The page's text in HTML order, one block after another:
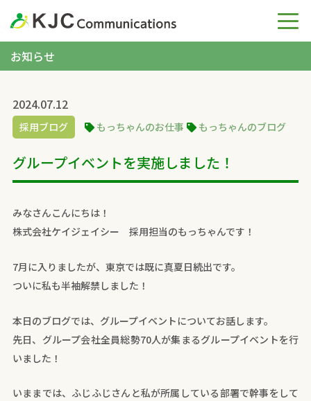
お知らせ
2024.07.12
採用ブログ もっちゃんのお仕事 もっちゃんのブログ
グループイベントを実施しました！
みなさんこんにちは！
株式会社ケイジェイシー 採用担当のもっちゃんです！
7月に入りましたが、東京では既に真夏日続出です。
ついに私も半袖解禁しました！
本日のブログでは、グループイベントについてお話します。
先日、グループ会社全員総勢70人が集まるグループイベントを行
いました！
いままでは、ふじふじさんと私が所属している部署で幹事をして